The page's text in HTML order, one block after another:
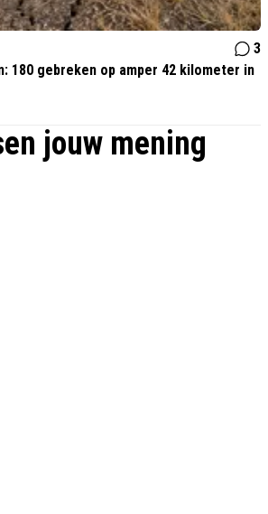
3
180 gebreken op amper 42 kilometer in
jouw mening